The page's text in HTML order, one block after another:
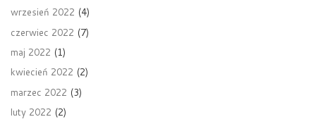
wrzesień 2022 (4)
czerwiec 2022 (7)
maj 2022 (1)
kwiecień 2022 (2)
marzec 2022 (3)
luty 2022 (2)